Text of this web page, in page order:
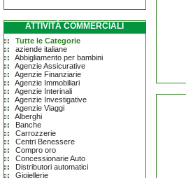
ATTIVITÀ COMMERCIALI
Tutte le Categorie
aziende italiane
Abbigliamento per bambini
Agenzie Assicurative
Agenzie Finanziarie
Agenzie Immobiliari
Agenzie Interinali
Agenzie Investigative
Agenzie Viaggi
Alberghi
Banche
Carrozzerie
Centri Benessere
Compro oro
Concessionarie Auto
Distributori automatici
Gioiellerie